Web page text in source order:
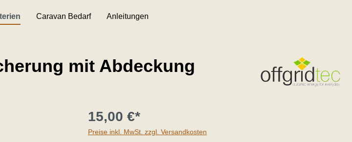
Caravan Bedarf Anleitungen
mit Abdeckung
15,00 €*
Preise inkl. MwSt. zzgl. Versandkosten